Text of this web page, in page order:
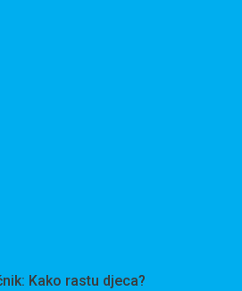
Kako rastu djeca?